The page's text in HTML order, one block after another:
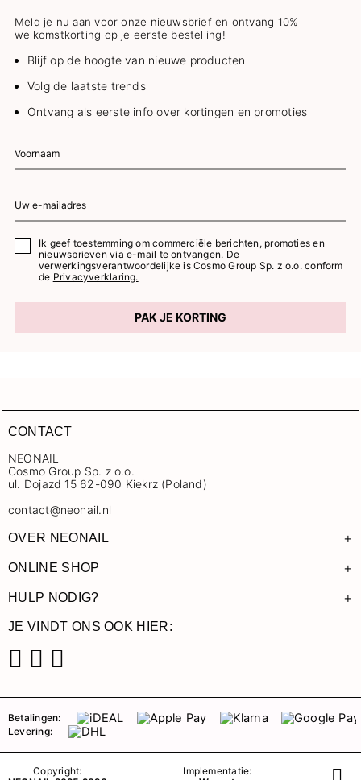
Meld je nu aan voor onze nieuwsbrief en ontvang 10%
welkomstkorting op je eerste bestelling!
Blijf op de hoogte van nieuwe producten
Volg de laatste trends
Ontvang als eerste info over kortingen en promoties
Ik geef toestemming om commerciële berichten, promoties en
nieuwsbrieven via e-mail te ontvangen. De
verwerkingsverantwoordelijke is Cosmo Group Sp. z o.o. conform
de Privacyverklaring.
PAK JE KORTING
CONTACT
NEONAIL
Cosmo Group Sp. z o.o.
ul. Dojazd 15 62-090 Kiekrz (Poland)
contact@neonail.nl
OVER NEONAIL +
ONLINE SHOP +
HULP NODIG? +
JE VINDT ONS OOK HIER:
Betalingen:
Levering:
Copyright:
Implementatie: